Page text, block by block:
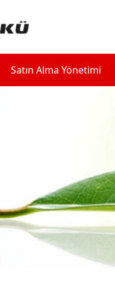
Satın Alma Yönetimi